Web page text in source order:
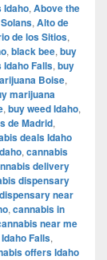
Idaho, Above the
, Alto de
de los Sitios,
, black bee, buy
Falls, buy
Boise,
marijuana
, buy weed Idaho,
de Madrid,
deals Idaho
, cannabis
delivery
dispensary
near
, cannabis in
near me
Falls,
offers Idaho